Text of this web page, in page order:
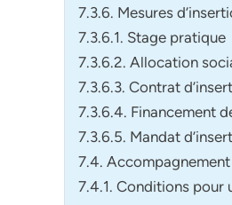
7.3.6. Mesures
7.3.6.1. Stage pratique
7.3.6.2. Allocation
7.3.6.3. Contrat
7.3.6.4. Financement
7.3.6.5. Mandat
7.4.
7.4.1. Conditions pour